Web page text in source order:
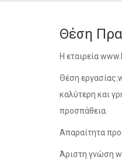
Θέση
Η εταιρεία
Θέση
καλύτερη και
προσπάθεια.
Απαραίτητα
Άριστη γνώση